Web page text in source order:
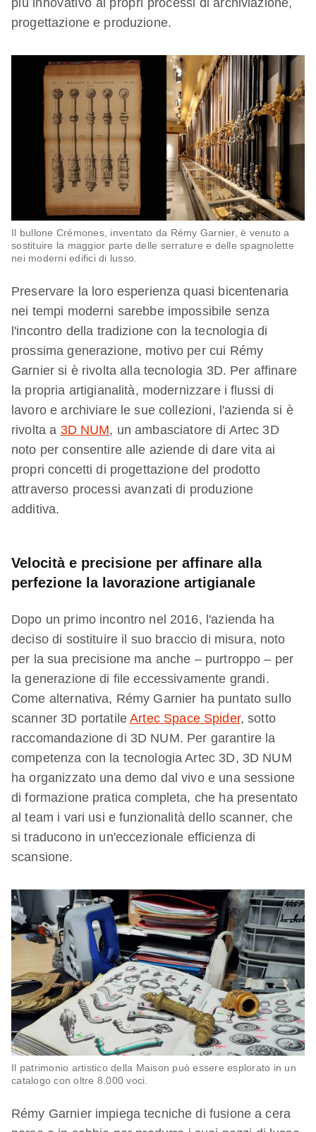
più innovativo ai propri processi di archiviazione,
progettazione e produzione.
Il bullone Crémones, inventato da Rémy Garnier, è venuto a
sostituire la maggior parte delle serrature e delle spagnolette
nei moderni edifici di lusso.
Preservare la loro esperienza quasi bicentenaria
nei tempi moderni sarebbe impossibile senza
l'incontro della tradizione con la tecnologia di
prossima generazione, motivo per cui Rémy
Garnier si è rivolta alla tecnologia 3D. Per affinare
la propria artigianalità, modernizzare i flussi di
lavoro e archiviare le sue collezioni, l'azienda si è
rivolta a 3D NUM, un ambasciatore di Artec 3D
noto per consentire alle aziende di dare vita ai
propri concetti di progettazione del prodotto
attraverso processi avanzati di produzione
additiva.
Velocità e precisione per affinare alla
perfezione la lavorazione artigianale
Dopo un primo incontro nel 2016, l'azienda ha
deciso di sostituire il suo braccio di misura, noto
per la sua precisione ma anche – purtroppo – per
la generazione di file eccessivamente grandi.
Come alternativa, Rémy Garnier ha puntato sullo
scanner 3D portatileArtec Space Spider, sotto
raccomandazione di 3D NUM. Per garantire la
competenza con la tecnologia Artec 3D, 3D NUM
ha organizzato una demo dal vivo e una sessione
di formazione pratica completa, che ha presentato
al team i vari usi e funzionalità dello scanner, che
si traducono in un'eccezionale efficienza di
scansione.
Il patrimonio artistico della Maison può essere esplorato in un
catalogo con oltre 8.000 voci.
Rémy Garnier impiega tecniche di fusione a cera